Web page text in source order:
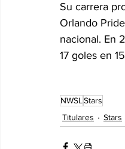
Su carrera
Orlando
nacional. En
17 goles en
NWSLStars
Titulares
Stars